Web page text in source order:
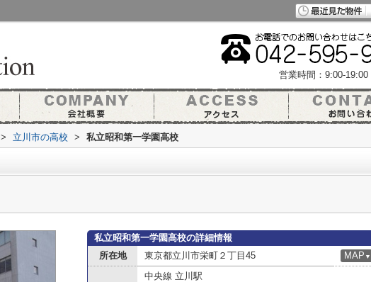
営業時間：9:00-19:00
> 立川市の高校 > 私立昭和第一学園高校
私立昭和第一学園高校の詳細情報
所在地
東京都立川市栄町２丁目45 MAP ▼
中央線 立川駅